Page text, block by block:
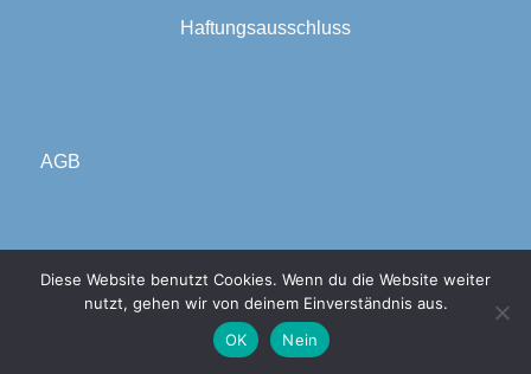
Haftungsausschluss
AGB
Datenschutzerklärung
Diese Website benutzt Cookies. Wenn du die Website weiter
nutzt, gehen wir von deinem Einverständnis aus.
OK
Nein